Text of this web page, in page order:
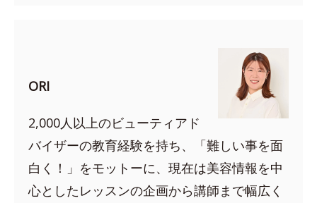
ORI
2,000人以上のビューティアド
バイザーの教育経験を持ち、「難しい事を面
白く！」をモットーに、現在は美容情報を中
心としたレッスンの企画から講師まで幅広く